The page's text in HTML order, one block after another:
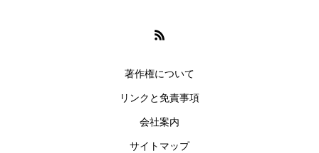
著作権について
リンクと免責事項
会社案内
サイトマップ